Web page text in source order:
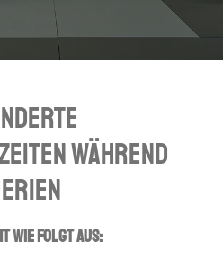
während
wie folgt aus: